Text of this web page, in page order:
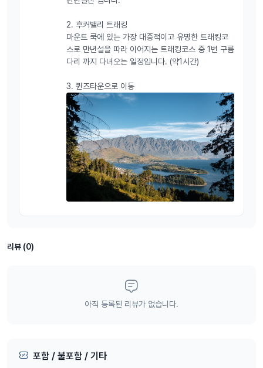
2. 후커밸리 트래킹
마운트 쿡에 있는 가장 대중적이고 유명한 트래킹코
스로 만년설을 따라 이어지는 트래킹코스 중 1번 구름
다리 까지 다녀오는 일정입니다. (약1시간)
3. 퀸즈타운으로 이동
리뷰 (0)
아직 등록된 리뷰가 없습니다.
포함 / 불포함 / 기타